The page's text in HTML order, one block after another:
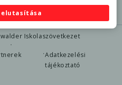
elutasítása
Iskolaszövetkezet
·
·Adatkezelési
tájékoztató